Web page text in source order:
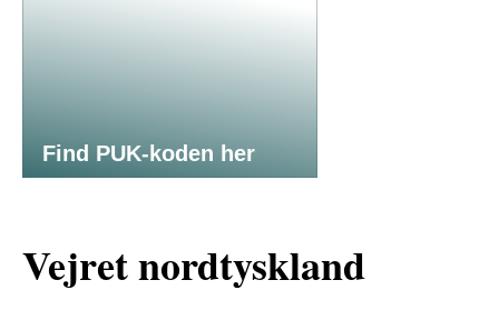
Find PUK-koden her
Vejret nordtyskland